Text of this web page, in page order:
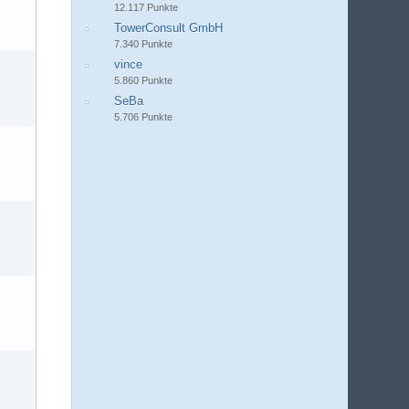
12.117 Punkte
TowerConsult GmbH
7.340 Punkte
vince
5.860 Punkte
SeBa
5.706 Punkte